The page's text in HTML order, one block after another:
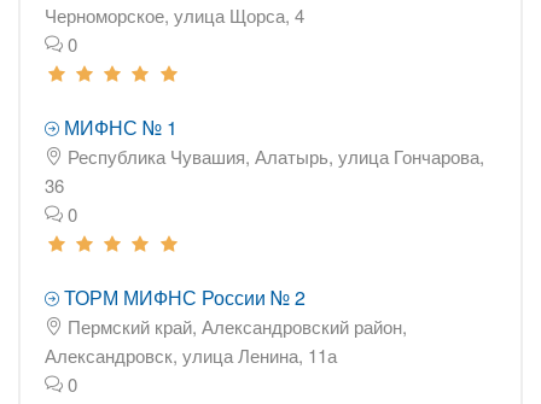
Черноморское, улица Щорса, 4
0
МИФНС № 1
Республика Чувашия, Алатырь, улица Гончарова,
36
0
ТОРМ МИФНС России № 2
Пермский край, Александровский район,
Александровск, улица Ленина, 11а
0